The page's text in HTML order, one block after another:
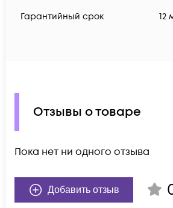
Гарантийный срок 12
Отзывы о товаре
Пока нет ни одного отзыва
Добавить отзыв